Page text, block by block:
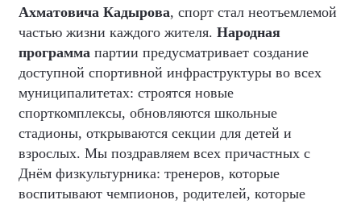
Ахматовича Кадырова, спорт стал неотъемлемой
частью жизни каждого жителя. Народная
программа партии предусматривает создание
доступной спортивной инфраструктуры во всех
муниципалитетах: строятся новые
спорткомплексы, обновляются школьные
стадионы, открываются секции для детей и
взрослых. Мы поздравляем всех причастных с
Днём физкультурника: тренеров, которые
воспитывают чемпионов, родителей, которые